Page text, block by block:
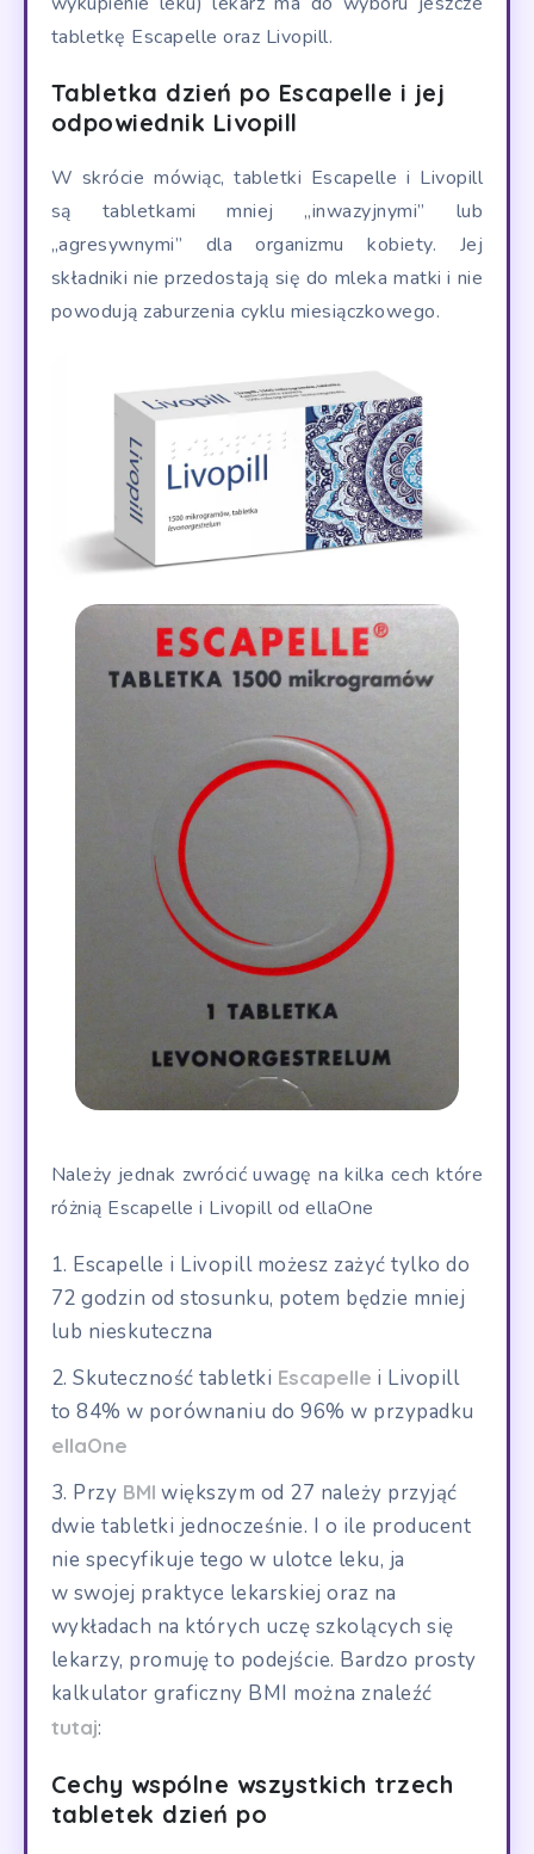
tabletkę Escapelle oraz Livopill.
Tabletka dzień po Escapelle i jej
odpowiednik Livopill
W skrócie mówiąc, tabletki Escapelle i Livopill
są tabletkami mniej „inwazyjnymi” lub
„agresywnymi” dla organizmu kobiety. Jej
składniki nie przedostają się do mleka matki i nie
powodują zaburzenia cyklu miesiączkowego.
Należy jednak zwrócić uwagę na kilka cech które
różnią Escapelle i Livopill od ellaOne
Escapelle i Livopill możesz zażyć tylko do
72 godzin od stosunku, potem będzie mniej
lub nieskuteczna
Skuteczność tabletki Escapelle i Livopill
to 84% w porównaniu do 96% w przypadku
ellaOne
Przy BMI większym od 27 należy przyjąć
dwie tabletki jednocześnie. I o ile producent
nie specyfikuje tego w ulotce leku, ja
w swojej praktyce lekarskiej oraz na
wykładach na których uczę szkolących się
lekarzy, promuję to podejście. Bardzo prosty
kalkulator graficzny BMI można znaleźć
tutaj:
Cechy wspólne wszystkich trzech
tabletek dzień po